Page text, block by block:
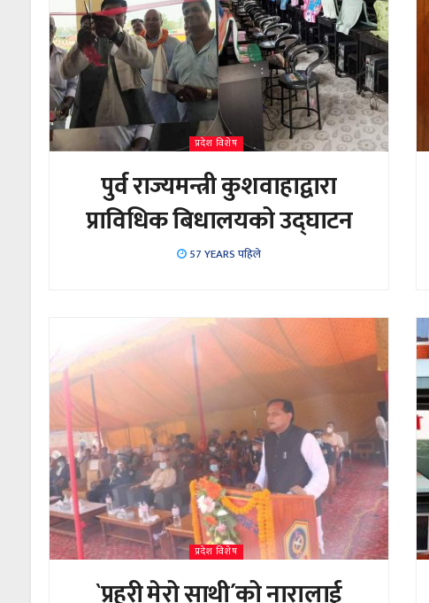
प्रदेश विशेष
पुर्व राज्यमन्त्री कुशवाहाद्वारा
प्राविधिक बिधालयको उद्घाटन
57 YEARS पहिले
प्रदेश विशेष
`प्रहरी मेरो साथी´को नारालाई